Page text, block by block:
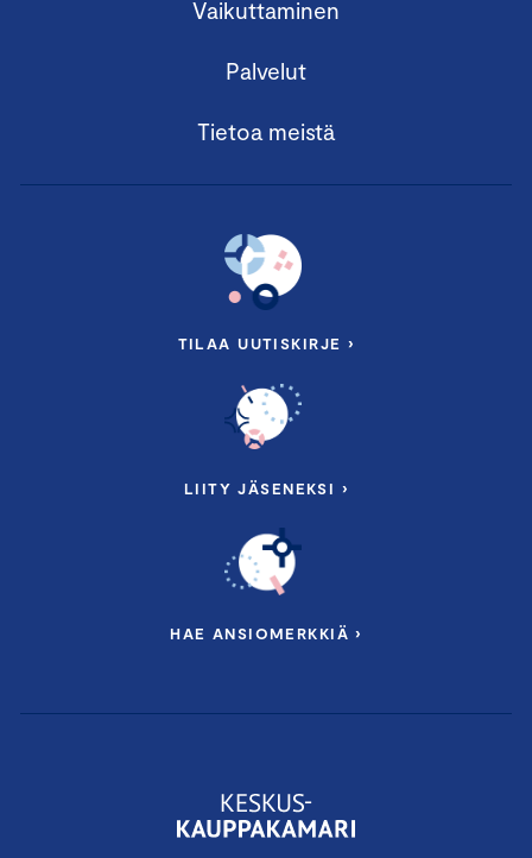
Vaikuttaminen
Palvelut
Tietoa meistä
TILAA UUTISKIRJE ›
LIITY JÄSENEKSI ›
HAE ANSIOMERKKIÄ ›